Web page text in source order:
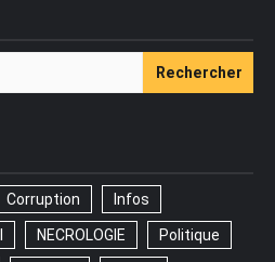
Corruption Infos
NECROLOGIE Politique